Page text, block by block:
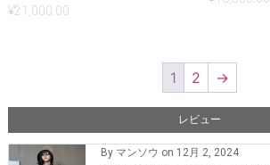
¥21,000.00
1 2 →
レビュー
By マンソウ on 12月 2, 2024